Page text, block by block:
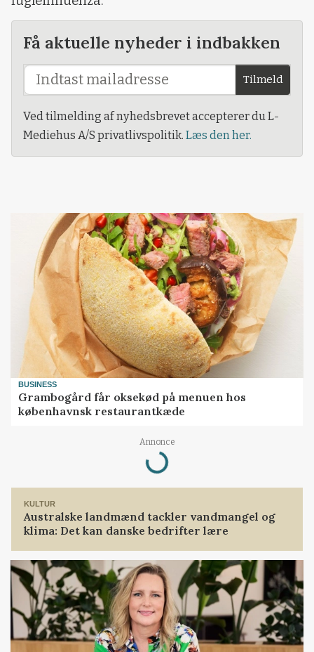
Få aktuelle nyheder i indbakken
Tilmeld
Ved tilmelding af nyhedsbrevet accepterer du L-
Mediehus A/S privatlivspolitik. Læs den her.
BUSINESS
Grambogård får oksekød på menuen hos
københavnsk restaurantkæde
Annonce
Loading...
KULTUR
Australske landmænd tackler vandmangel og
klima: Det kan danske bedrifter lære